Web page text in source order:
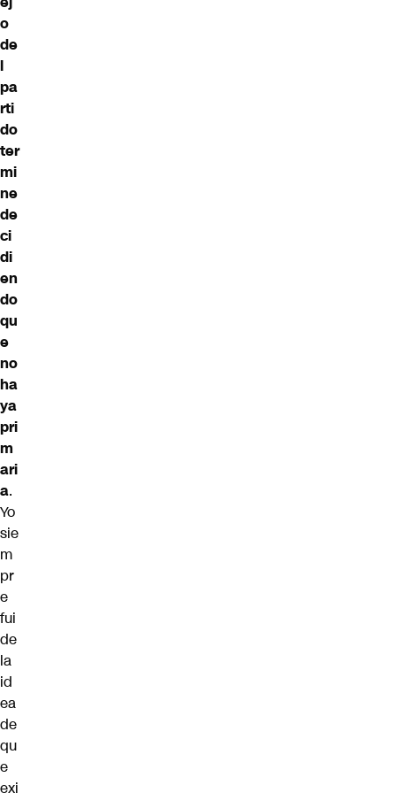
o
de
l
pa
rti
do
ter
mi
ne
de
ci
di
en
do
qu
e
no
ha
ya
pri
m
ari
a.
Yo
sie
m
pr
e
fui
de
la
id
ea
de
qu
e
exi